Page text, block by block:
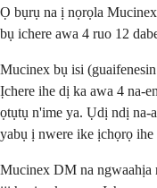
Ọ bụrụ na ị nọrọla
bụ ichere awa 4 ruo 12
Mucinex bụ isi
Ịchere ihe dị ka awa 4 na-
ọtụtụ n'ime ya. Ụdị ndị na-
yabụ ị nwere ike ịchọrọ
Mucinex DM na ngwaahịa